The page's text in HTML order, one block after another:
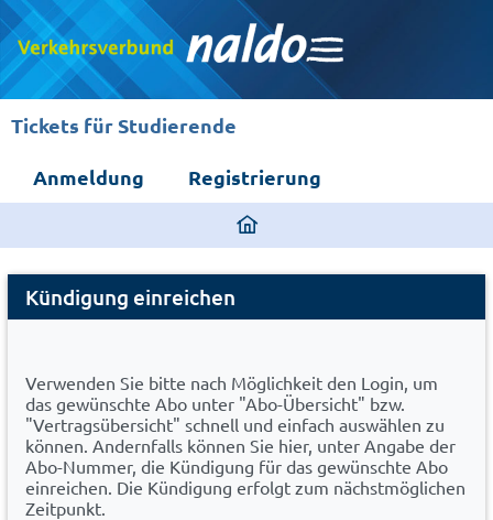
Tickets für Studierende
Anmeldung
Registrierung
ding
home
page
Cancel
Abo
Kündigung einreichen
Verwenden Sie bitte nach Möglichkeit den Login, um
das gewünschte Abo unter "Abo-Übersicht" bzw.
"Vertragsübersicht" schnell und einfach auswählen zu
können. Andernfalls können Sie hier, unter Angabe der
Abo-Nummer, die Kündigung für das gewünschte Abo
einreichen. Die Kündigung erfolgt zum nächstmöglichen
Zeitpunkt.